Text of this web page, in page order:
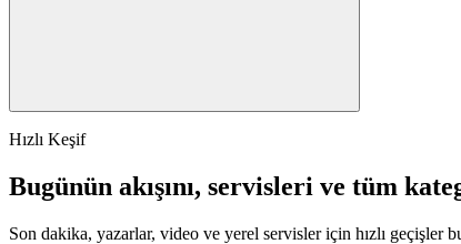
Hızlı Keşif
Bugünün akışını, servisleri ve tüm
Son dakika, yazarlar, video ve yerel servisler için hızlı geçişler